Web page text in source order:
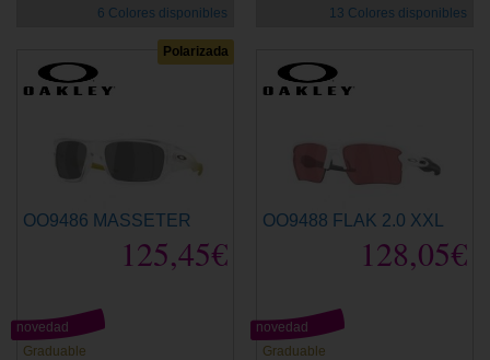
6 Colores disponibles 13 Colores disponibles
Polarizada
OO9486 MASSETER
125,45€
Graduable
novedad
OO9488 FLAK 2.0 XXL
128,05€
Graduable
novedad